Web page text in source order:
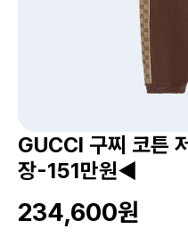
GUCCI 구찌 코튼
장-151만원◀
234,600원